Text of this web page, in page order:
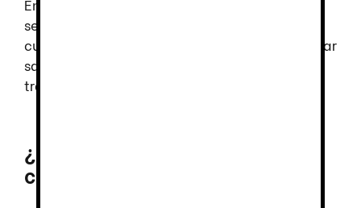
En muchos sectores, el empleo de calzado de
seguridad es obligatorio y está regulado. El
cumplimiento de esta normativa ayuda a evitar
sanciones y protege la integridad física del
trabajador.
¿Qué tiene de especial el
calzado de seguridad Sparco?